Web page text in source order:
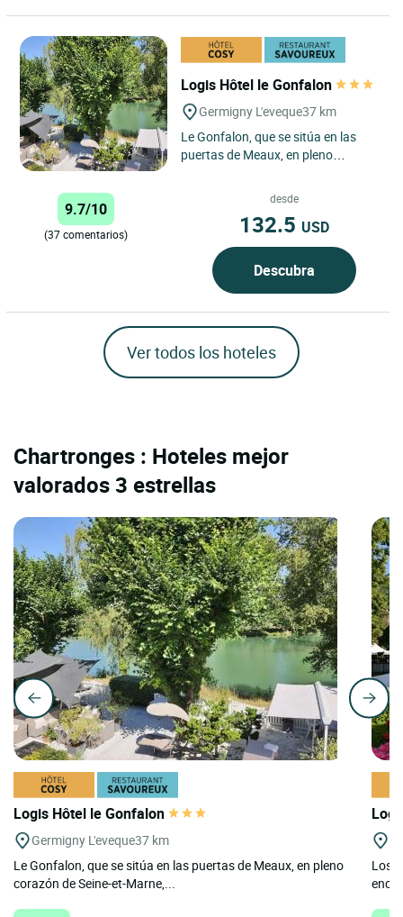
Logis Hôtel le Gonfalon
Germigny L'eveque37 km
Le Gonfalon, que se sitúa en las
puertas de Meaux, en pleno
pulmón verde de la región
9.7/10
(37 comentarios)
desde
132.5 USD
Descubra
Ver todos los hoteles
Chartronges : Hoteles mejor
valorados 3 estrellas
Logis Hôtel le Gonfalon
Germigny L'eveque37 km
Le Gonfalon, que se sitúa en las puertas de Meaux, en pleno
corazón de Seine-et-Marne,...
Los